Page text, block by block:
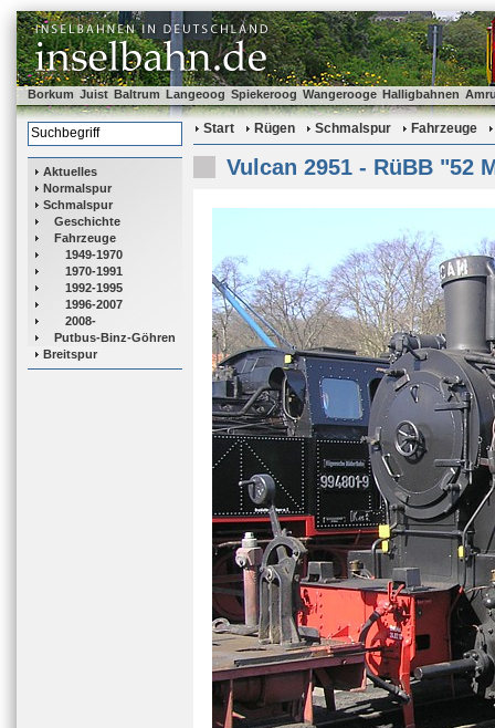
Borkum Juist Baltrum Langeoog Spiekeroog Wangerooge Halligbahnen
Aktuelles
Normalspur
Schmalspur
Geschichte
Fahrzeuge
1949-1970
1970-1991
1992-1995
1996-2007
2008-
Putbus-Binz-Göhren
Breitspur
Start Rügen Schmalspur Fahrzeuge
Vulcan 2951 - RüBB "52